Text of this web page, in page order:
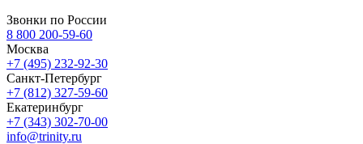
Звонки по России
8 800 200-59-60
Москва
+7 (495) 232-92-30
Санкт-Петербург
+7 (812) 327-59-60
Екатеринбург
+7 (343) 302-70-00
info@trinity.ru